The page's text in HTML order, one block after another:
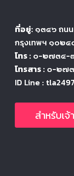
ที่อยู่: ๑๓๔๖ ถน
กรุงเทพฯ ๑๐๒๔
โทร : ๐-๒๗๓๔-
โทรสาร : ๐-๒๗
ID Line : tla2497
สำหรับเจ้